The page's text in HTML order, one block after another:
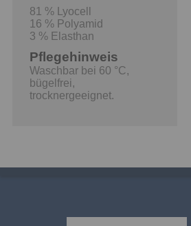
81 % Lyocell
16 % Polyamid
3 % Elasthan
Pflegehinweis
Waschbar bei 60 °C,
bügelfrei,
trocknergeeignet.